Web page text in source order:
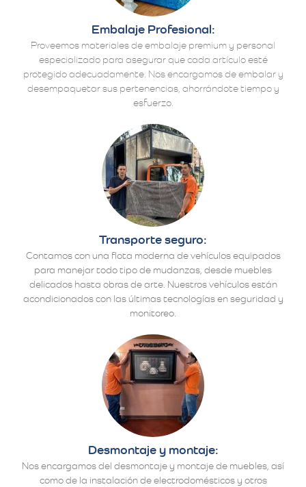
Embalaje Profesional:
Proveemos materiales de embalaje premium y personal
especializado para asegurar que cada artículo esté
protegido adecuadamente. Nos encargamos de embalar y
desempaquetar sus pertenencias, ahorrándote tiempo y
esfuerzo.
Transporte seguro:
Contamos con una flota moderna de vehículos equipados
para manejar todo tipo de mudanzas, desde muebles
delicados hasta obras de arte. Nuestros vehículos están
acondicionados con las últimas tecnologías en seguridad y
monitoreo.
Desmontaje y montaje:
Nos encargamos del desmontaje y montaje de muebles, así
como de la instalación de electrodomésticos y otros